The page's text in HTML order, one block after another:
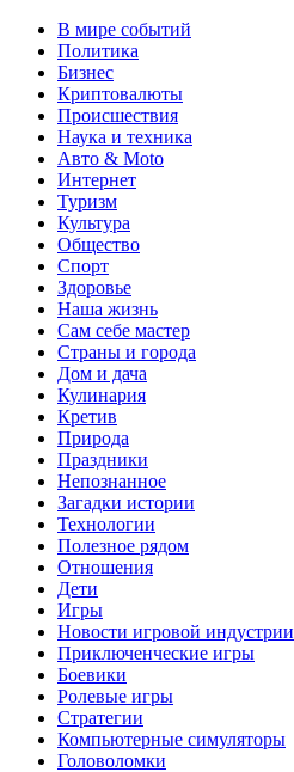
В мире событий
Политика
Бизнес
Криптовалюты
Происшествия
Наука и техника
Авто & Moto
Интернет
Туризм
Культура
Общество
Спорт
Здоровье
Наша жизнь
Сам себе мастер
Страны и города
Дом и дача
Кулинария
Кретив
Природа
Праздники
Непознанное
Загадки истории
Технологии
Полезное рядом
Отношения
Дети
Игры
Новости игровой индустрии
Приключенческие игры
Боевики
Ролевые игры
Стратегии
Компьютерные симуляторы
Головоломки